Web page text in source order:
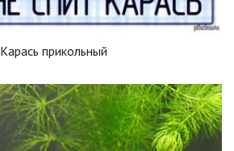
Карась прикольный